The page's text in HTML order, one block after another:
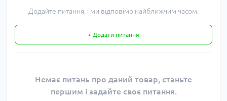
Додайте питання, і ми відповімо найближчим часом.
+ Додати питання
Немає питань про даний товар, станьте
першим і задайте своє питання.